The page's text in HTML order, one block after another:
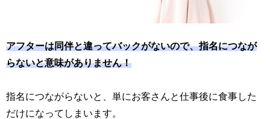
アフターは同伴と違ってバックがないので、指名につなが
らないと意味がありません！
指名につながらないと、単にお客さんと仕事後に食事した
だけになってしまいます。